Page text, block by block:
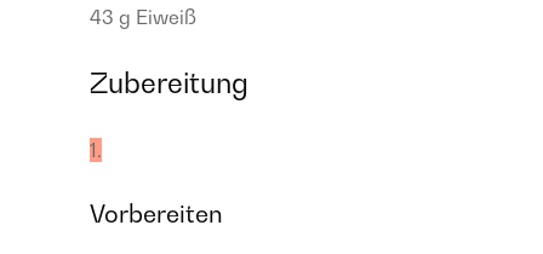
43 g Eiweiß
Zubereitung
1.
Vorbereiten